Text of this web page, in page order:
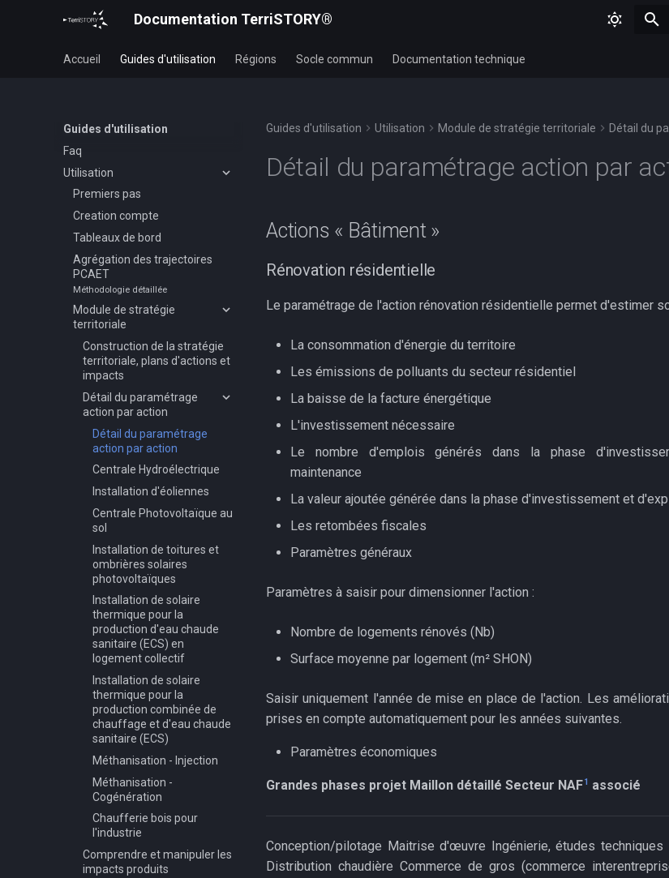
Documentation TerriSTORY®
Accueil Guides d'utilisation Régions Socle commun Documentation technique
Guides d'utilisation
Faq
Utilisation
Premiers pas
Creation compte
Tableaux de bord
Agrégation des trajectoires
PCAET
Méthodologie détaillée
Module de stratégie
territoriale
Construction de la stratégie
territoriale, plans d'actions et
impacts
Détail du paramétrage
action par action
Détail du paramétrage
action par action
Centrale Hydroélectrique
Installation d'éoliennes
Centrale Photovoltaïque au
sol
Installation de toitures et
ombrières solaires
photovoltaïques
Installation de solaire
thermique pour la
production d'eau chaude
sanitaire (ECS) en
logement collectif
Installation de solaire
thermique pour la
production combinée de
chauffage et d'eau chaude
sanitaire (ECS)
Méthanisation - Injection
Méthanisation -
Cogénération
Chaufferie bois pour
l'industrie
Comprendre et manipuler les
impacts produits
Guides d'utilisation Utilisation Module de stratégie territoriale Détail du
Détail du paramétrage action par
Actions « Bâtiment »
Rénovation résidentielle
Le paramétrage de l'action rénovation résidentielle permet d'estimer
La consommation d'énergie du territoire
Les émissions de polluants du secteur résidentiel
La baisse de la facture énergétique
L'investissement nécessaire
Le nombre d'emplois générés dans la phase
maintenance
La valeur ajoutée générée dans la phase d'investissement et
Les retombées fiscales
Paramètres généraux
Paramètres à saisir pour dimensionner l'action :
Nombre de logements rénovés (Nb)
Surface moyenne par logement (m² SHON)
Saisir uniquement l'année de mise en place de l'action. Les
prises en compte automatiquement pour les années suivantes.
Paramètres économiques
Grandes phases projet Maillon détaillé Secteur NAF1 associé
Conception/pilotage Maitrise d'œuvre Ingénierie, études techniques
Distribution chaudière Commerce de gros (commerce